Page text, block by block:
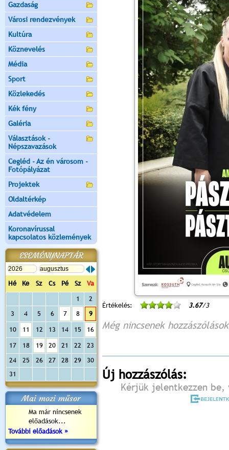
Gazdaság
Városi rendezvények
Kultúra
Köznevelés
Média
Sport
Közlekedés
Kék fény
Galéria
Választások -
Népszavazások
Cegléd - Az én városom -
Fotópályázat
Projektek
Oldaltérkép
Adatvédelem
Koronavírussal
kapcsolatos közlemények
ESEMÉNYNAPTÁR
Hé Ke Sz Cs Pé Sz
Va
1
2
3
4 5 6 7 8 9
10 11 12 13 14 15 16
17 18 19 20 21 22
23
24
25 26 27 28 29
30
31
Mai mozi műsor
Ma már nincsenek
előadások...
További előadások »
Értékelés: 3.67/3
Még nincsenek hozzászólások
Új hozzászólás:
Kérjük jelentkezzen be,